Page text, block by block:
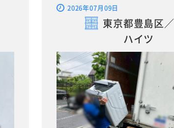
2026年07月09日
東京都豊島区／
ハイツ